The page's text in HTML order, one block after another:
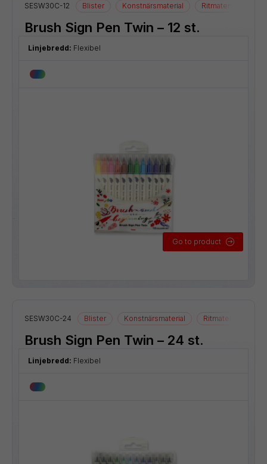
SESW30C-12 Blister Konstnärsmaterial Ritmaterial
Brush Sign Pen Twin – 12 st.
Linjebredd: Flexibel
Go to product
SESW30C-24 Blister Konstnärsmaterial Ritmaterial
Brush Sign Pen Twin – 24 st.
Linjebredd: Flexibel